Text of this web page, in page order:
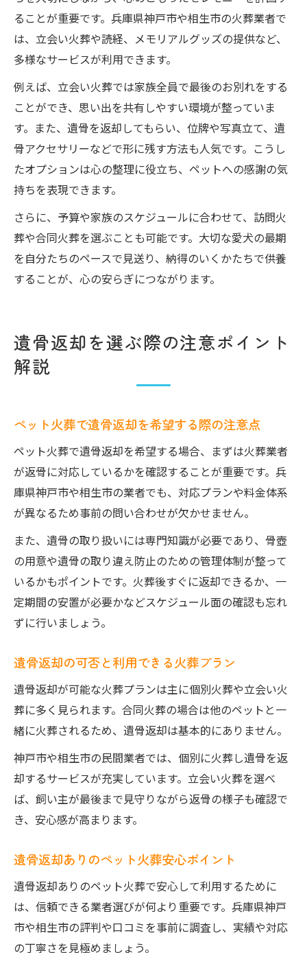
ることが重要です。兵庫県神戸市や相生市の火葬業者で
は、立会い火葬や読経、メモリアルグッズの提供など、
多様なサービスが利用できます。
例えば、立会い火葬では家族全員で最後のお別れをする
ことができ、思い出を共有しやすい環境が整っていま
す。また、遺骨を返却してもらい、位牌や写真立て、遺
骨アクセサリーなどで形に残す方法も人気です。こうし
たオプションは心の整理に役立ち、ペットへの感謝の気
持ちを表現できます。
さらに、予算や家族のスケジュールに合わせて、訪問火
葬や合同火葬を選ぶことも可能です。大切な愛犬の最期
を自分たちのペースで見送り、納得のいくかたちで供養
することが、心の安らぎにつながります。
遺骨返却を選ぶ際の注意ポイント
解説
ペット火葬で遺骨返却を希望する際の注意点
ペット火葬で遺骨返却を希望する場合、まずは火葬業者
が返骨に対応しているかを確認することが重要です。兵
庫県神戸市や相生市の業者でも、対応プランや料金体系
が異なるため事前の問い合わせが欠かせません。
また、遺骨の取り扱いには専門知識が必要であり、骨壺
の用意や遺骨の取り違え防止のための管理体制が整って
いるかもポイントです。火葬後すぐに返却できるか、一
定期間の安置が必要かなどスケジュール面の確認も忘れ
ずに行いましょう。
遺骨返却の可否と利用できる火葬プラン
遺骨返却が可能な火葬プランは主に個別火葬や立会い火
葬に多く見られます。合同火葬の場合は他のペットと一
緒に火葬されるため、遺骨返却は基本的にありません。
神戸市や相生市の民間業者では、個別に火葬し遺骨を返
却するサービスが充実しています。立会い火葬を選べ
ば、飼い主が最後まで見守りながら返骨の様子も確認で
き、安心感が高まります。
遺骨返却ありのペット火葬安心ポイント
遺骨返却ありのペット火葬で安心して利用するために
は、信頼できる業者選びが何より重要です。兵庫県神戸
市や相生市の評判や口コミを事前に調査し、実績や対応
の丁寧さを見極めましょう。